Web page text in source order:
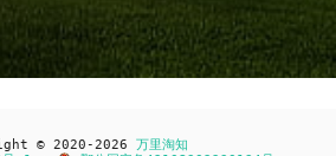
© 2020-2026 万里淘知